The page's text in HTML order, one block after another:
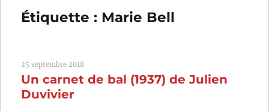
Étiquette : Marie Bell
25 septembre 2018
Un carnet de bal (1937) de Julien
Duvivier